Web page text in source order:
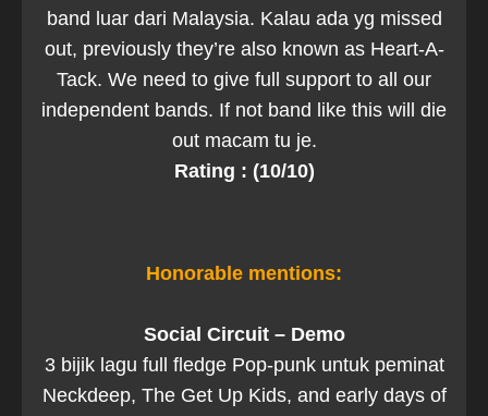
band luar dari Malaysia. Kalau ada yg missed
out, previously they’re also known as Heart-A-
Tack. We need to give full support to all our
independent bands. If not band like this will die
out macam tu je.
Rating : (10/10)
Honorable mentions:
Social Circuit – Demo
3 bijik lagu full fledge Pop-punk untuk peminat
Neckdeep, The Get Up Kids, and early days of